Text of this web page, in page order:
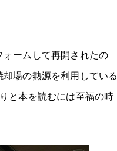
ームして再開されたの
場の熱源を利用している
と本を読むには至福の時